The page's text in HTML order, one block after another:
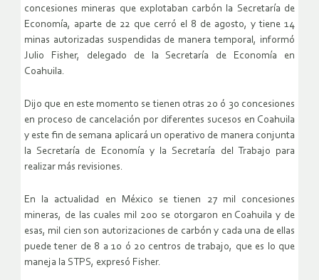
concesiones mineras que explotaban carbón la Secretaría de
Economía, aparte de 22 que cerró el 8 de agosto, y tiene 14
minas autorizadas suspendidas de manera temporal, informó
Julio Fisher, delegado de la Secretaría de Economía en
Coahuila.
Dijo que en este momento se tienen otras 20 ó 30 concesiones
en proceso de cancelación por diferentes sucesos en Coahuila
y este fin de semana aplicará un operativo de manera conjunta
la Secretaría de Economía y la Secretaría del Trabajo para
realizar más revisiones.
En la actualidad en México se tienen 27 mil concesiones
mineras, de las cuales mil 200 se otorgaron en Coahuila y de
esas, mil cien son autorizaciones de carbón y cada una de ellas
puede tener de 8 a 10 ó 20 centros de trabajo, que es lo que
maneja la STPS, expresó Fisher.